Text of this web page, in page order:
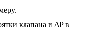
клапана и ΔP в